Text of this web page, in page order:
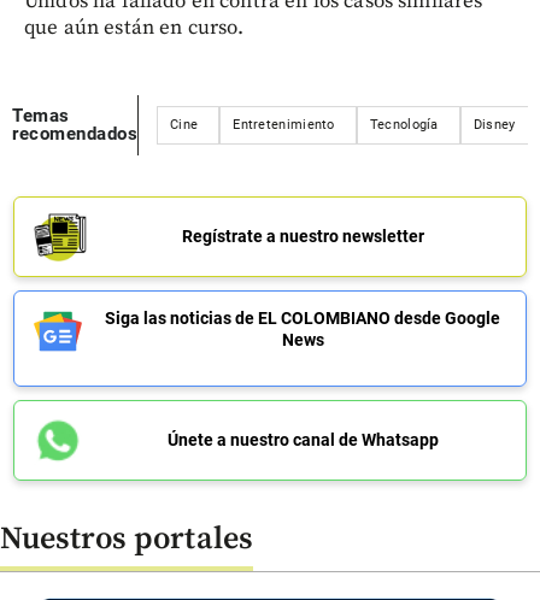
que aún están en curso.
Temas
recomendados
Cine Entretenimiento Tecnología Disney
Regístrate a nuestro newsletter
Siga las noticias de EL COLOMBIANO desde Google
News
Únete a nuestro canal de Whatsapp
Nuestros portales